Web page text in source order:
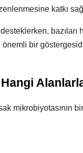
katkı
desteklerken,
önemli bir
Hangi
mikrobiyotasının